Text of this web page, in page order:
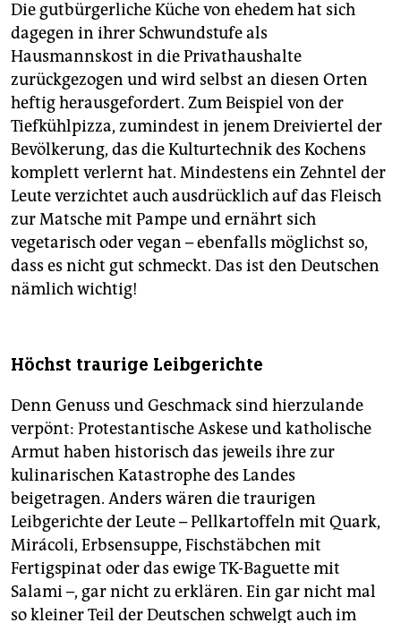
Die gutbürgerliche Küche von ehedem hat sich
dagegen in ihrer Schwundstufe als
Hausmannskost in die Privathaushalte
zurückgezogen und wird selbst an diesen Orten
heftig herausgefordert. Zum Beispiel von der
Tiefkühlpizza, zumindest in jenem Dreiviertel der
Bevölkerung, das die Kulturtechnik des Kochens
komplett verlernt hat. Mindestens ein Zehntel der
Leute verzichtet auch ausdrücklich auf das Fleisch
zur Matsche mit Pampe und ernährt sich
vegetarisch oder vegan – ebenfalls möglichst so,
dass es nicht gut schmeckt. Das ist den Deutschen
nämlich wichtig!
Höchst traurige Leibgerichte
Denn Genuss und Geschmack sind hierzulande
verpönt: Protestantische Askese und katholische
Armut haben historisch das jeweils ihre zur
kulinarischen Katastrophe des Landes
beigetragen. Anders wären die traurigen
Leibgerichte der Leute – Pellkartoffeln mit Quark,
Mirácoli, Erbsensuppe, Fischstäbchen mit
Fertigspinat oder das ewige TK-Baguette mit
Salami –, gar nicht zu erklären. Ein gar nicht mal
so kleiner Teil der Deutschen schwelgt auch im